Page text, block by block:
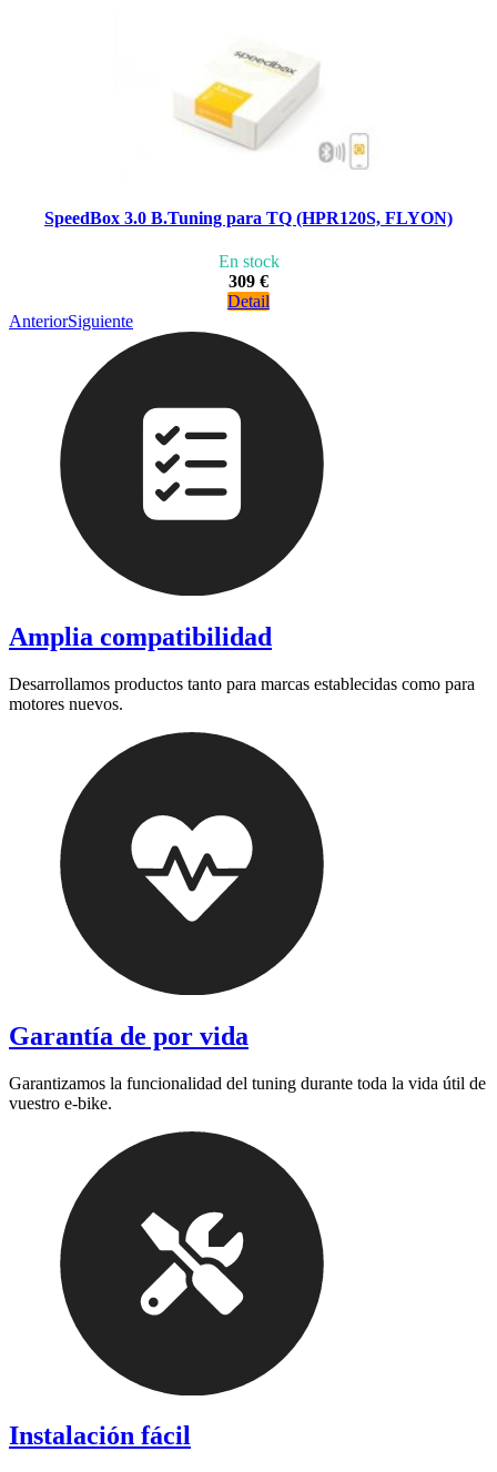
SpeedBox 3.0 B.Tuning para TQ (HPR120S, FLYON)
En stock
309 €
Detail
AnteriorSiguiente
Amplia compatibilidad
Desarrollamos productos tanto para marcas establecidas como para
motores nuevos.
Garantía de por vida
Garantizamos la funcionalidad del tuning durante toda la vida útil de
vuestro e-bike.
Instalación fácil